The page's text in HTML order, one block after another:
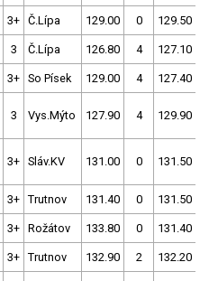
3+ Č.Lípa 129.00 0 129.50
3 Č.Lípa 126.80 4 127.10
3+ So Písek 129.00 4 127.40
3 Vys.Mýto 127.90 4 129.90
3+ Sláv.KV 131.00 0 131.50
3+ Trutnov 131.40 0 131.50
3+ Rožátov 133.80 0 131.40
3+ Trutnov 132.90 2 132.20